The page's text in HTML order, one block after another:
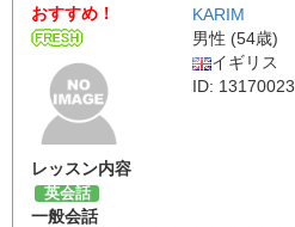
おすすめ！
KARIM
男性 (54歳)
イギリス
ID: 13170023
レッスン内容
英会話
一般会話